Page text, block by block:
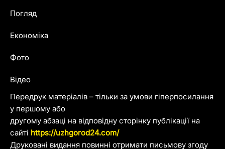
Передрук матеріалів – тільки за умови гіперпосилання
у першому або
другому абзаці на відповідну сторінку публікації на
сайті https://uzhgorod24.com/
Друковані видання повинні отримати письмову згоду
Погляд
Економіка
Фото
Відео